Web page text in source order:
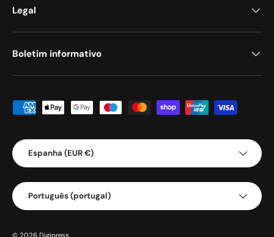
Legal
Boletim informativo
Métodos de pagamento aceites
País/Região
Espanha (EUR €)
Idioma
Português (portugal)
© 2026 Digipress